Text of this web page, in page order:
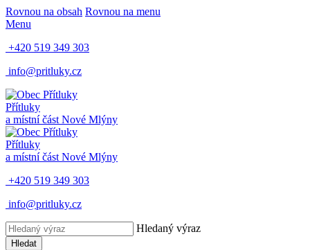
Rovnou na obsah Rovnou na menu
Menu
+420 519 349 303
info@pritluky.cz
Přítluky
a místní část Nové Mlýny
Přítluky
a místní část Nové Mlýny
+420 519 349 303
info@pritluky.cz
Hledaný výraz
Hledat